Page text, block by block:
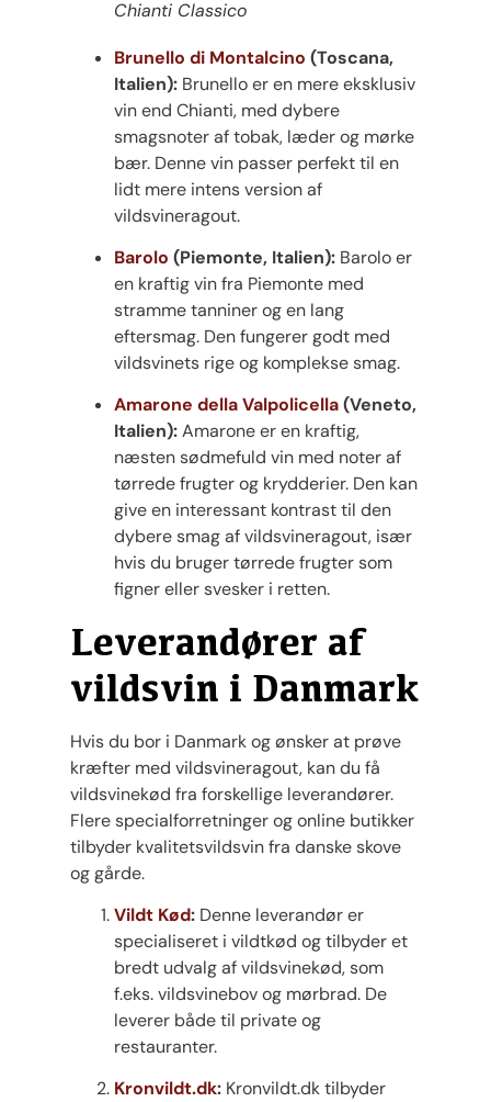
Chianti Classico
Brunello di Montalcino (Toscana,
Italien): Brunello er en mere eksklusiv
vin end Chianti, med dybere
smagsnoter af tobak, læder og mørke
bær. Denne vin passer perfekt til en
lidt mere intens version af
vildsvineragout.
Barolo (Piemonte, Italien): Barolo er
en kraftig vin fra Piemonte med
stramme tanniner og en lang
eftersmag. Den fungerer godt med
vildsvinets rige og komplekse smag.
Amarone della Valpolicella(Veneto,
Italien):Amarone er en kraftig,
næsten sødmefuld vin med noter af
tørrede frugter og krydderier. Den kan
give en interessant kontrast til den
dybere smag af vildsvineragout, især
hvis du bruger tørrede frugter som
figner eller svesker i retten.
Leverandører af
vildsvin i Danmark
Hvis du bor i Danmark og ønsker at prøve
kræfter med vildsvineragout, kan du få
vildsvinekød fra forskellige leverandører.
Flere specialforretninger og online butikker
tilbyder kvalitetsvildsvin fra danske skove
og gårde.
Vildt Kød: Denne leverandør er
specialiseret i vildtkød og tilbyder et
bredt udvalg af vildsvinekød, som
f.eks. vildsvinebov og mørbrad. De
leverer både til private og
restauranter.
Kronvildt.dk: Kronvildt.dk tilbyder